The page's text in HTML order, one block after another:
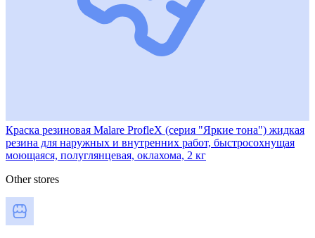
Краска резиновая Malare ProfleX (серия "Яркие тона") жидкая
резина для наружных и внутренних работ, быстросохнущая
моющаяся, полуглянцевая, оклахома, 2 кг
Other stores